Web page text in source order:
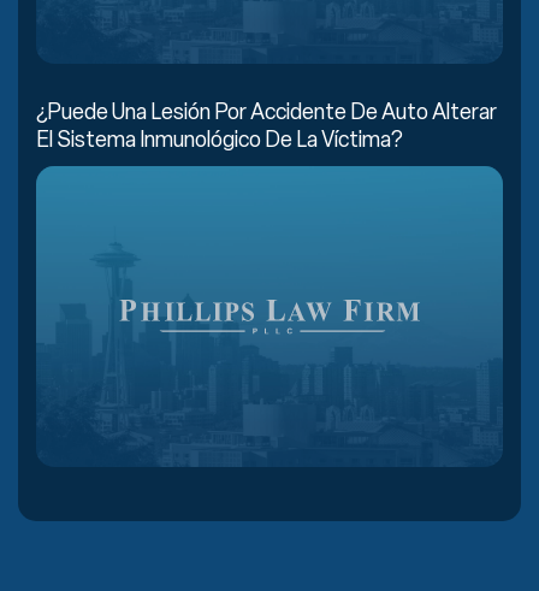
¿Puede Una Lesión Por Accidente De Auto Alterar
El Sistema Inmunológico De La Víctima?